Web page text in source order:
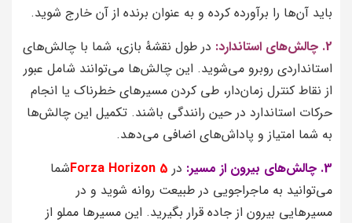
باید آن‌ها را برآورده کرده و به عنوان برنده از آن خارج شوید.
2. چالش‌های استاندارد:
در طول نقشهٔ بازی، شما با چالش‌های
استانداردی روبرو می‌شوید. این چالش‌ها می‌توانند شامل عبور
از نقاط کنترل زمان‌دار، طی کردن مسیرهای خطرناک یا انجام
حرکات استاندارد در حین رانندگی باشند. تکمیل این چالش‌ها
به شما امتیاز و پاداش‌های اضافی می‌دهد.
3. چالش‌های بیرون از مسیر:
در Forza Horizon 5شما
می‌توانید به ماجراجویی در طبیعت روانه شوید و در
مسیرهایی بیرون از جاده قرار بگیرید. این مسیرها مملو از